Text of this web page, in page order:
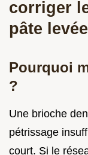
corriger
pâte levée
Pourquoi
?
Une brioche
pétrissage
court. Si le